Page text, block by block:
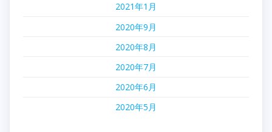
2021年1月
2020年9月
2020年8月
2020年7月
2020年6月
2020年5月